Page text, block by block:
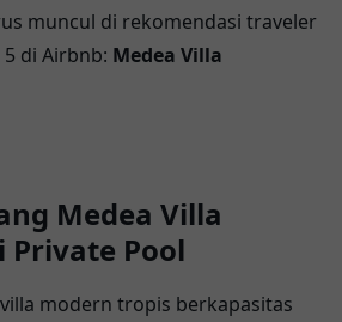
muncul di rekomendasi traveler
di Airbnb: Medea Villa
Medea Villa
Private Pool
modern tropis berkapasitas